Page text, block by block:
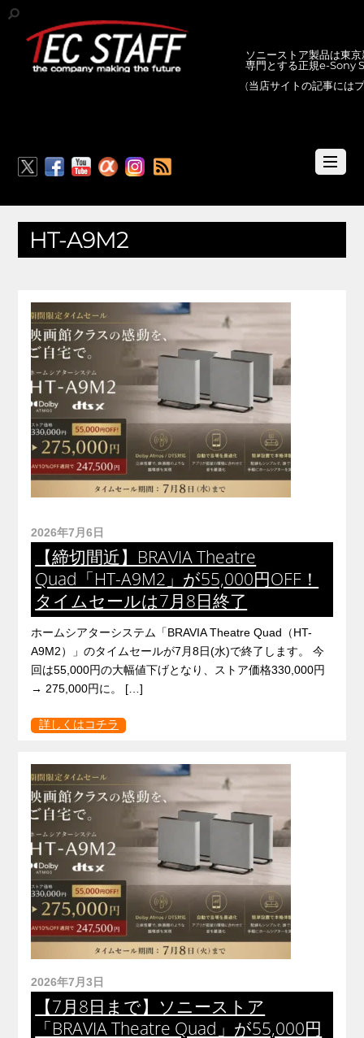
ソニーストア製品は東
専門とする正規e-Sony
(当店サイトの記事には
HT-A9M2
2026年7月6日
【締切間近】BRAVIA Theatre
Quad「HT-A9M2」が55,000円OFF！
タイムセールは7月8日終了
ホームシアターシステム「BRAVIA Theatre Quad（HT-
A9M2）」のタイムセールが7月8日(水)で終了します。 今
回は55,000円の大幅値下げとなり、ストア価格330,000円
→ 275,000円に。 […]
詳しくはコチラ
2026年7月3日
【7月8日まで】ソニーストア
「BRAVIA Theatre Quad」が55,000円